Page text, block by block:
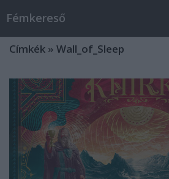
Fémkereső
Címkék » Wall_of_Sleep